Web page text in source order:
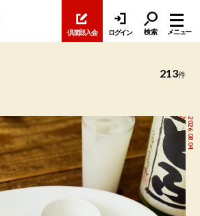
倶楽部入会 ログイン 検索 メニュー
213件
2026.08.04